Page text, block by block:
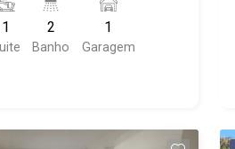
armário; - Área de
com
Playground,
Pães Especiais,
1 2
Banho
1
Garagem